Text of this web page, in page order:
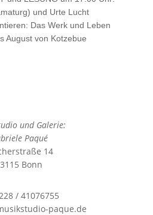
und Urte Lucht
Das Werk und Leben
August von Kotzebue
und Galerie:
Paqué
14
Bonn
/ 41076755
paque.de